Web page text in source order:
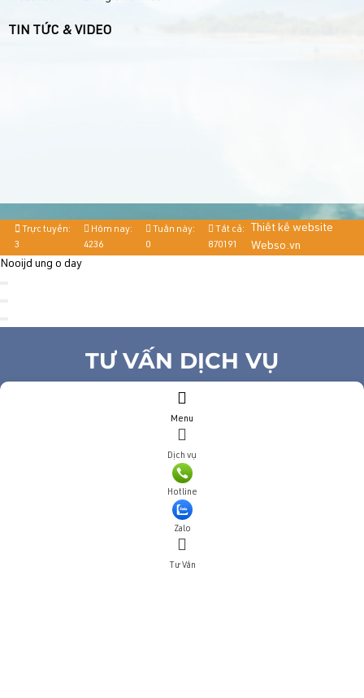
TIN TỨC & VIDEO
Trực tuyến:
3
Hôm nay:
4236
Tuần này:
0
Tất cả:
870191
Thiết kế website
Webso.vn
Menu
Dịch vụ
Hotline
Zalo
Tư Vấn
Nooijd ung o day
TƯ VẤN DỊCH VỤ